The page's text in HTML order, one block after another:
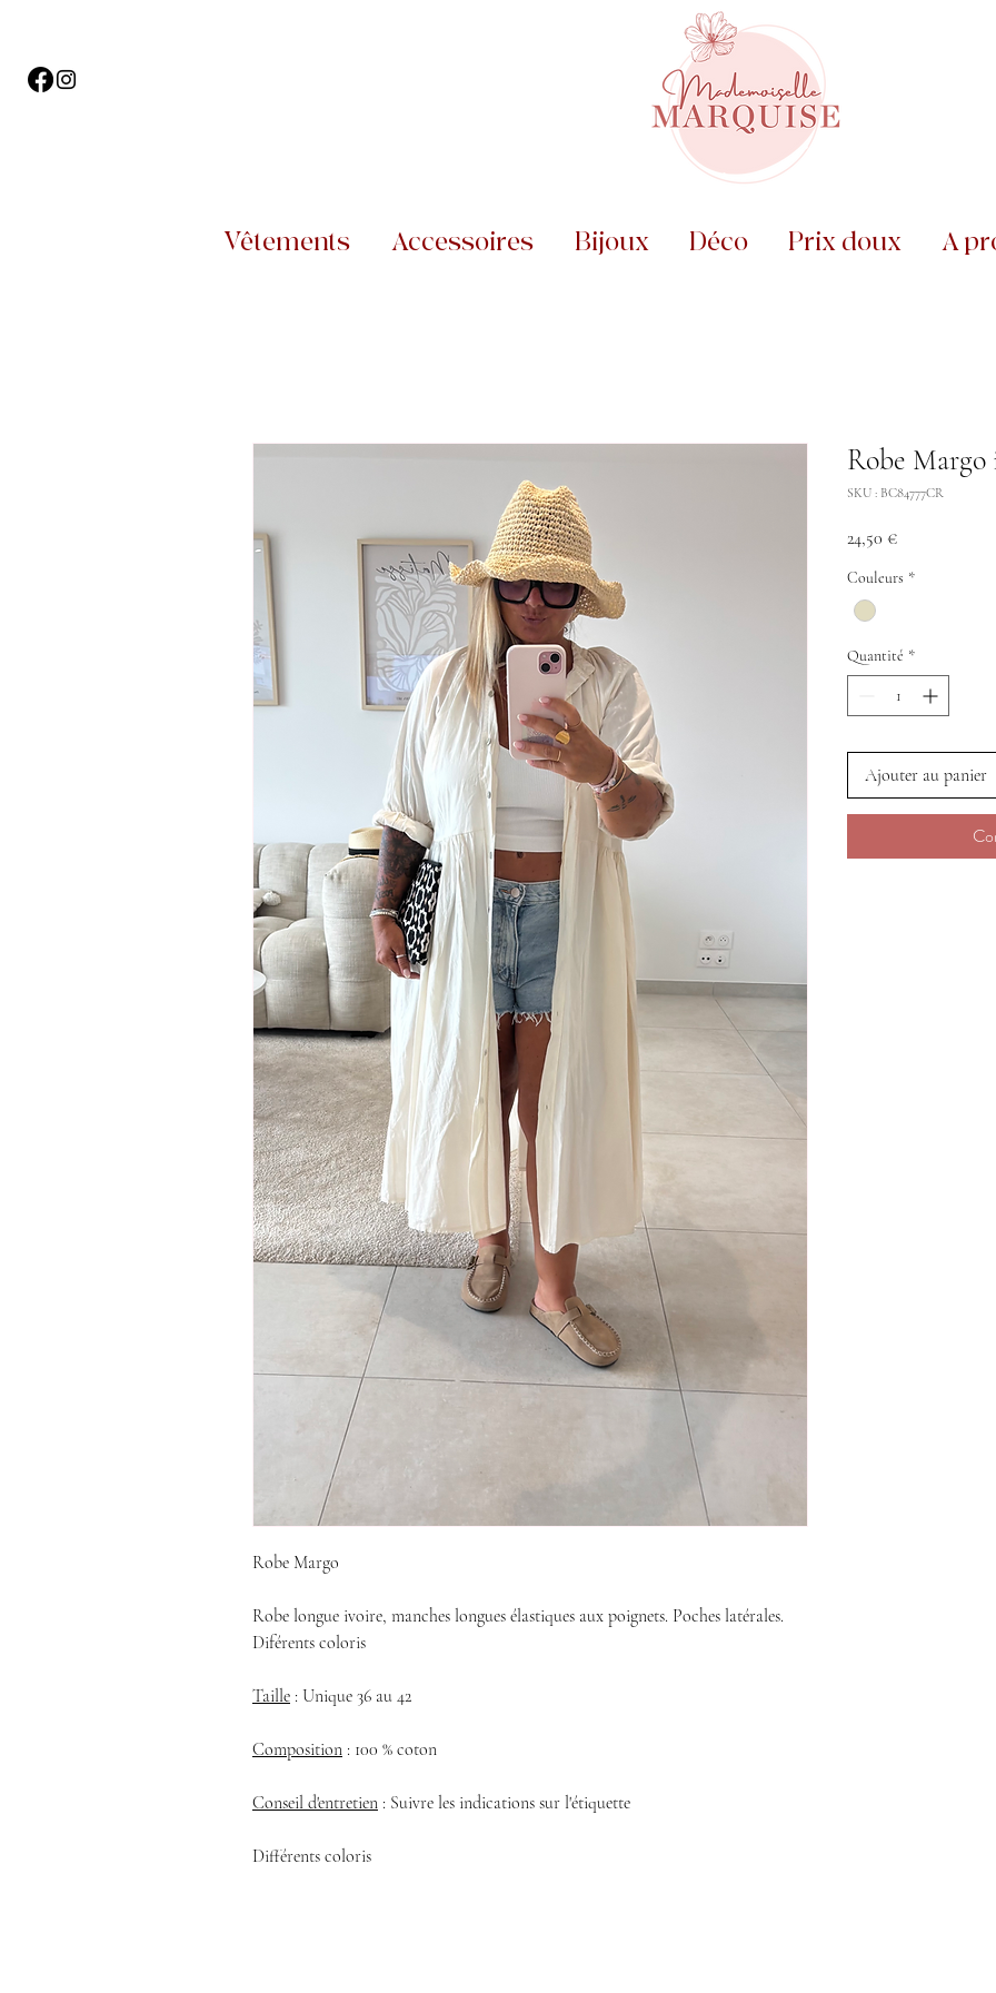
Vêtements Accessoires Bijoux Déco Prix doux A
Robe Margo
Robe longue ivoire, manches longues élastiques aux poignets. Poches latérales.
Diférents coloris
Taille : Unique 36 au 42
Composition : 100 % coton
Conseil d'entretien : Suivre les indications sur l'étiquette
Différents coloris
Robe Margo
SKU : BC84777CR
24,50 €Prix
Couleurs *
Quantité *
Ajouter au panier